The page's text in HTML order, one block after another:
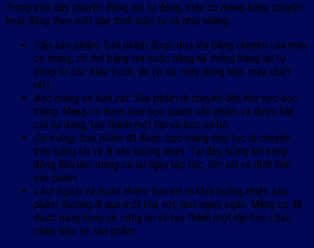
Trong một dây chuyền đóng gói tự động, máy co màng băng chuyền
hoạt động theo một quy trình tuần tự và nhịp nhàng:
Cấp sản phẩm:Sản phẩm được đưa lên băng chuyền của máy
co màng, có thể bằng tay hoặc bằng hệ thống băng tải tự
động từ các máy trước đó (ví dụ: máy đóng hộp, máy chiết
rót).
Bọc màng và hàn cắt:Sản phẩm di chuyển đến khu vực bọc
màng. Màng co được bao bọc quanh sản phẩm và được hàn
cắt tự động, tạo thành một lớp vỏ bọc sơ bộ.
Co màng:Sản phẩm đã được bọc màng tiếp tục di chuyển
trên băng tải và đi vào buồng nhiệt. Tại đây, luồng khí nóng
đồng đều làm màng co lại ngay lập tức, ôm sát và định hình
sản phẩm.
Làm nguội và hoàn thiện:Sau khi ra khỏi buồng nhiệt, sản
phẩm thường đi qua một khu vực làm nguội ngắn. Màng co đã
được nung nóng sẽ cứng lại và tạo thành một lớp bọc chắc
chắn, bảo vệ sản phẩm.